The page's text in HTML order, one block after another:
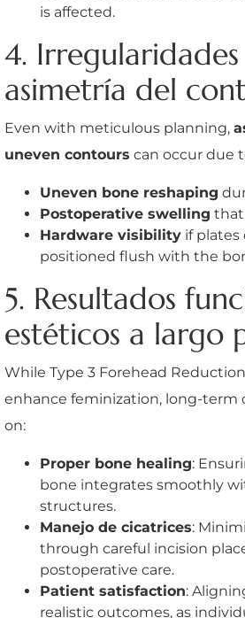
is affected.
4.
asimetría del
Even with meticulous planning,
uneven contours can occur due
Uneven bone reshaping
Postoperative swelling that
Hardware visibility if plates
positioned flush with the
5. Resultados
estéticos a largo
While Type 3 Forehead
enhance feminization, long-term
on:
Proper bone healing:
bone integrates smoothly
structures.
Manejo de cicatrices:
through careful incision
postoperative care.
Patient satisfaction:
realistic outcomes, as